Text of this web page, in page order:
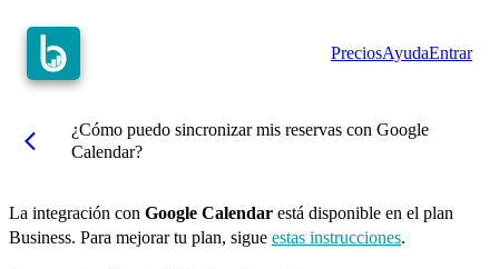
PreciosAyudaEntrar
arrow_back_ios
¿Cómo puedo sincronizar mis reservas con Google
Calendar?
La integración con Google Calendar está disponible en el plan
Business. Para mejorar tu plan, sigue estas instrucciones.